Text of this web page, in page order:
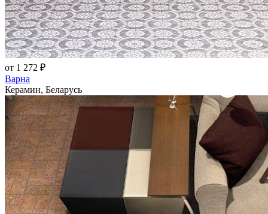
от 1 272 ₽
Варна
Керамин, Беларусь